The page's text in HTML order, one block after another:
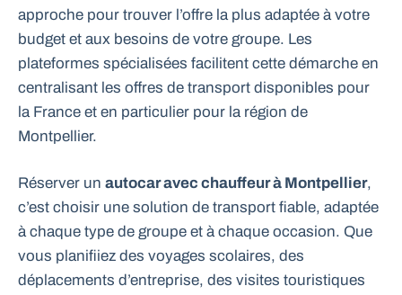
approche pour trouver l’offre la plus adaptée à votre
budget et aux besoins de votre groupe. Les
plateformes spécialisées facilitent cette démarche en
centralisant les offres de transport disponibles pour
la France et en particulier pour la région de
Montpellier.
Réserver un autocar avec chauffeur à Montpellier,
c’est choisir une solution de transport fiable, adaptée
à chaque type de groupe et à chaque occasion. Que
vous planifiiez des voyages scolaires, des
déplacements d’entreprise, des visites touristiques